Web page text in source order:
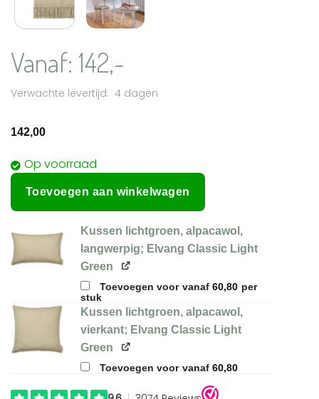
Vanaf: 142,-
4 dagen
142,00
Op voorraad
Toevoegen aan winkelwagen
Kussen lichtgroen, alpacawol,
langwerpig; Elvang Classic Light
Green
Toevoegen voor vanaf60,80 per
stuk
Kussen lichtgroen, alpacawol,
vierkant; Elvang Classic Light
Green
Toevoegen voor vanaf60,80